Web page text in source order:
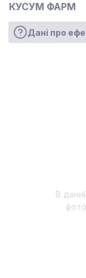
КУСУМ ФАРМ
Дані про
В